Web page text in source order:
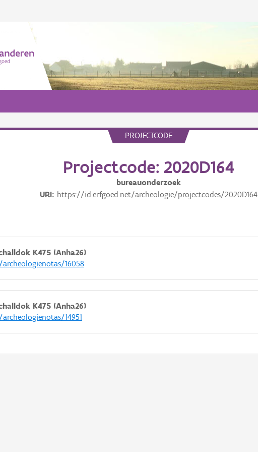
PROJECTCODE
Projectcode: 2020D164
bureauonderzoek
URI https://id.erfgoed.net/archeologie/projectcodes/2020D164
K475 (Anha26)
16058
K475 (Anha26)
14951